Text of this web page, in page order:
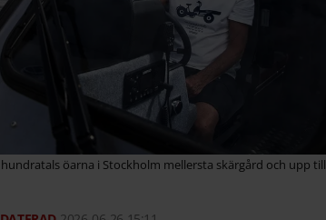
öarna i Stockholm mellersta skärgård och upp till